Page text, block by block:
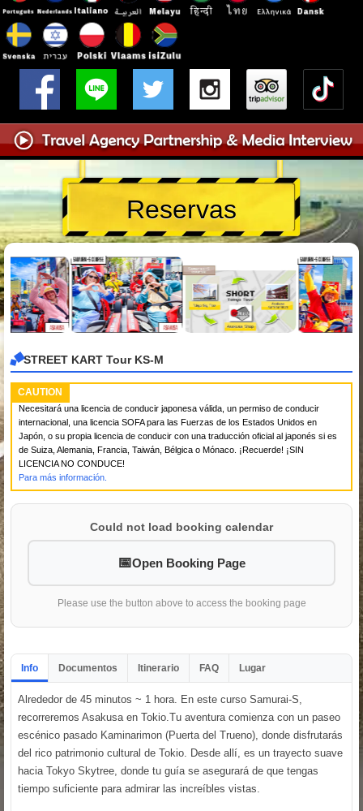
Reservas
STREET KART Tour KS-M
CAUTION
Necesitará una licencia de conducir japonesa válida, un permiso de conducir
internacional, una licencia SOFA para las Fuerzas de los Estados Unidos en
Japón, o su propia licencia de conducir con una traducción oficial al japonés si es
de Suiza, Alemania, Francia, Taiwán, Bélgica o Mónaco. ¡Recuerde! ¡SIN
LICENCIA NO CONDUCE!
Para más información.
Could not load booking calendar
Open Booking Page
Please use the button above to access the booking page
Info Documentos Itinerario FAQ Lugar
Alrededor de 45 minutos ~ 1 hora. En este curso Samurai-S,
recorreremos Asakusa en Tokio.Tu aventura comienza con un paseo
escénico pasado Kaminarimon (Puerta del Trueno), donde disfrutarás
del rico patrimonio cultural de Tokio. Desde allí, es un trayecto suave
hacia Tokyo Skytree, donde tu guía se asegurará de que tengas
tiempo suficiente para admirar las increíbles vistas.